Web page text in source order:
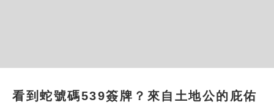
看到蛇號碼539簽牌？來自土地公的庇佑